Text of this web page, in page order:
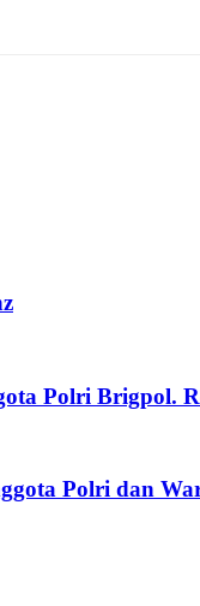
Polri Brigpol.
Polri dan